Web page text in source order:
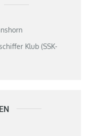
Klub (SSK-